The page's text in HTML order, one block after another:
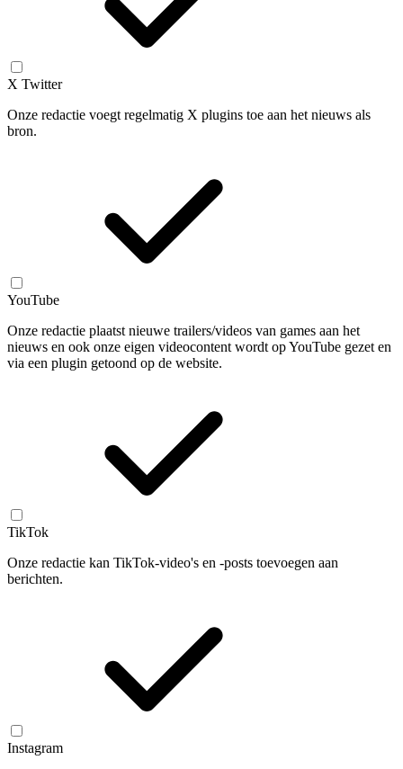
X Twitter
Onze redactie voegt regelmatig X plugins toe aan het nieuws als
bron.
YouTube
Onze redactie plaatst nieuwe trailers/videos van games aan het
nieuws en ook onze eigen videocontent wordt op YouTube gezet en
via een plugin getoond op de website.
TikTok
Onze redactie kan TikTok-video's en -posts toevoegen aan
berichten.
Instagram